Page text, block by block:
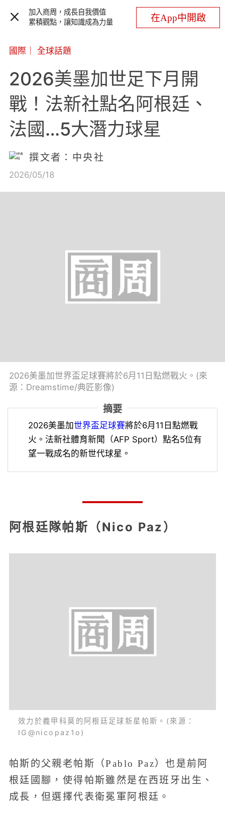
加入商周，成長自我價值
累積觀點，讓知識成為力量
在App中開啟
國際 全球話題
2026美墨加世足下月開
戰！法新社點名阿根廷、
法國…5大潛力球星
撰文者：中央社
2026/05/18
2026美墨加世界盃足球賽將於6月11日點燃戰火。(來
源：Dreamstime/典匠影像)
摘要
2026美墨加世界盃足球賽將於6月11日點燃戰
火。法新社體育新聞（AFP Sport）點名5位有
望一戰成名的新世代球星。
阿根廷隊帕斯（Nico Paz）
效力於義甲科莫的阿根廷足球新星帕斯。(來源：
IG@nicopaz1o)
帕斯的父親老帕斯（Pablo Paz）也是前阿
根廷國腳，使得帕斯雖然是在西班牙出生、
成長，但選擇代表衛冕軍阿根廷。